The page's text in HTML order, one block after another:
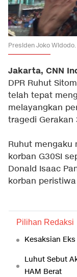
Presiden Joko
Jakarta, CNN
DPR Ruhut
telah tepat
melayangkan
tragedi Gerakan
Ruhut mengaku
korban G30SI
Donald Isaac
korban
Pilihan Redaksi
Kesaksian
Luhut Sebut
HAM Berat